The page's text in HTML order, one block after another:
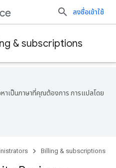
ลงชื่อเข้าใช้
& subscriptions
าเป็นภาษาที่คุณต้องการ การแปลโดย
Billing & subscriptions